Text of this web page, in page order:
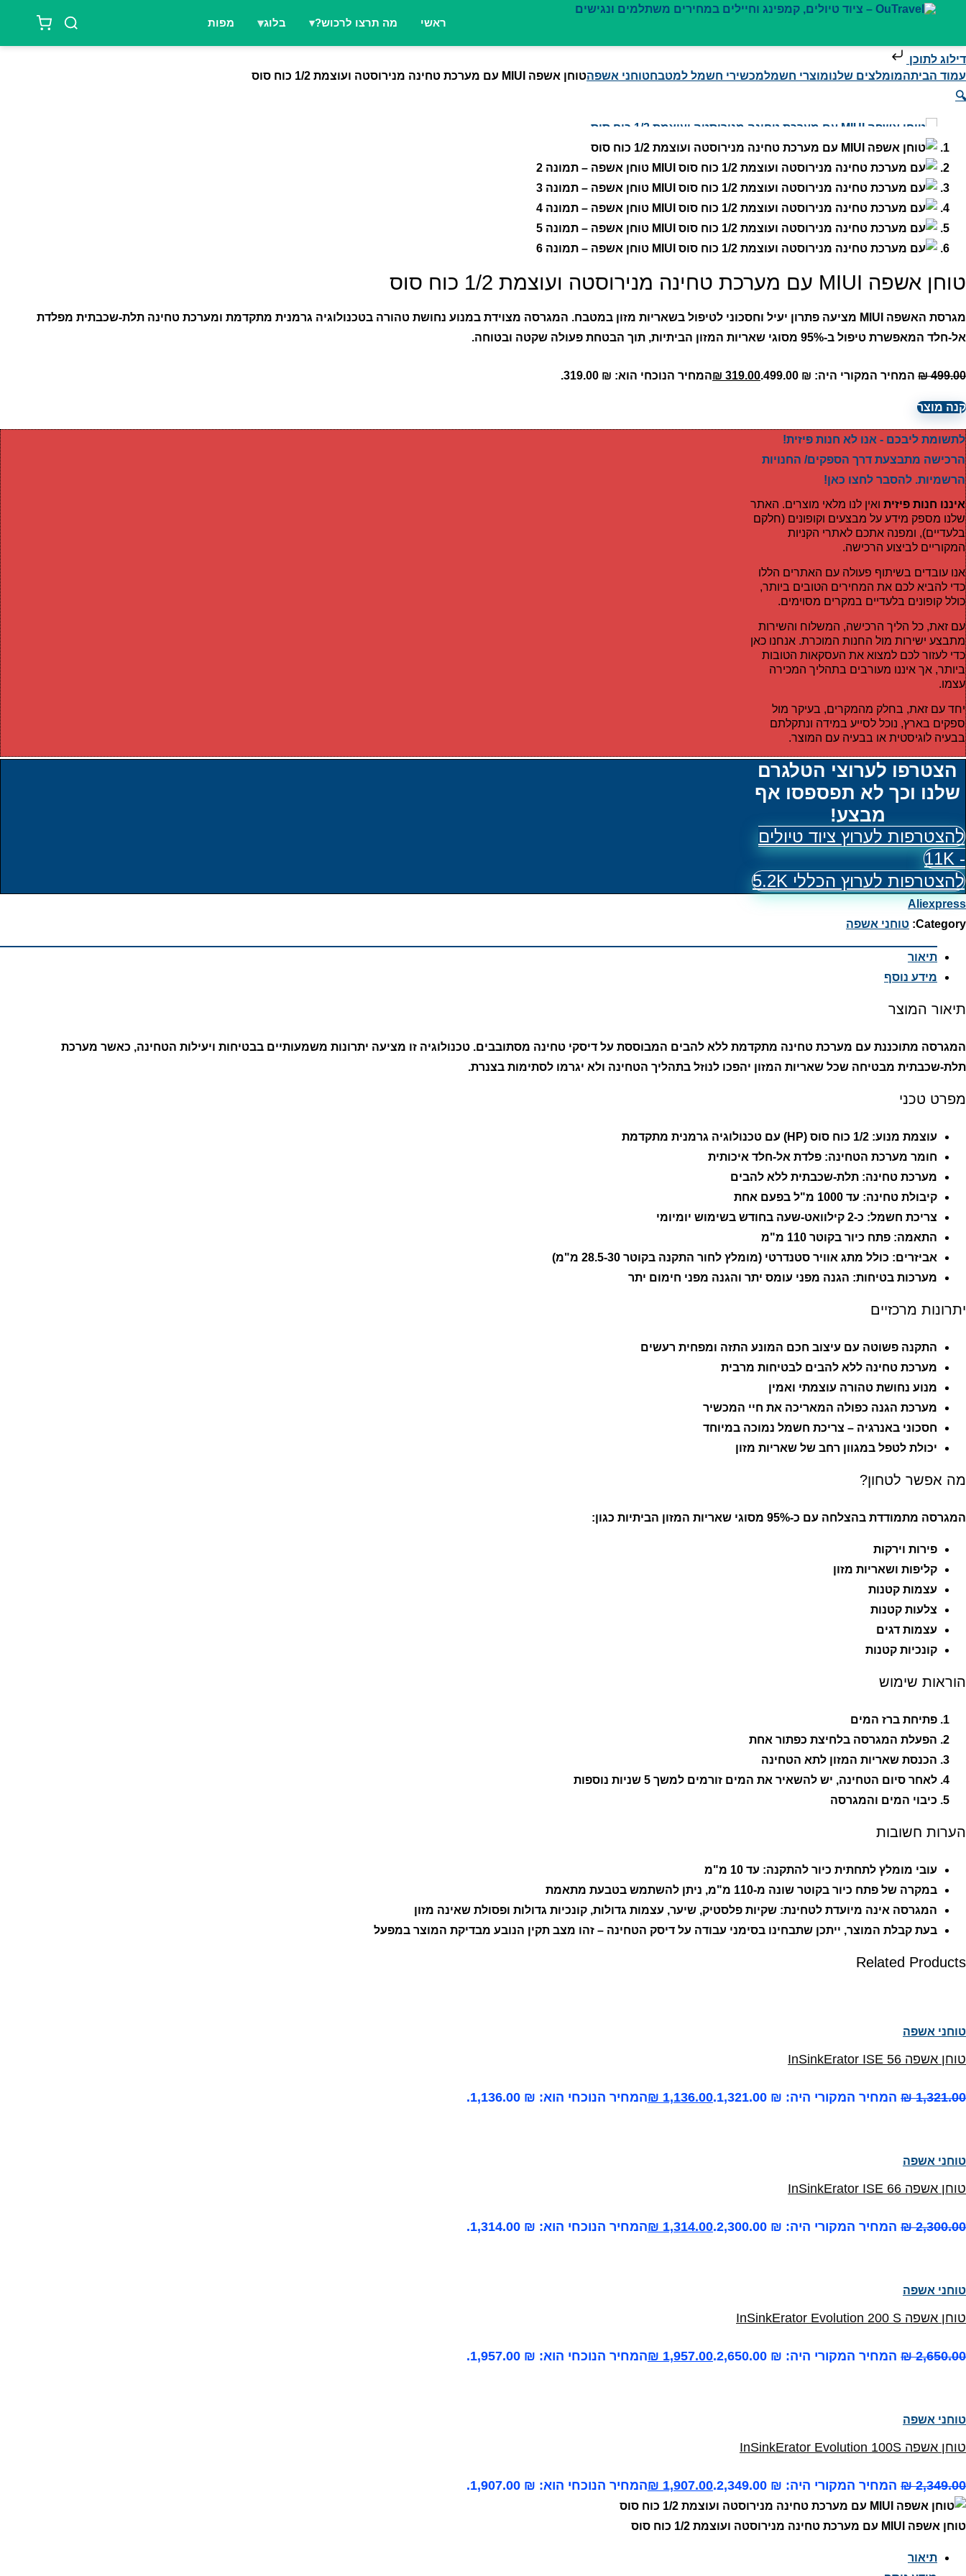
ראשי מה תרצו לרכוש? בלוג מפות
דילוג לתוכן
עמוד הביתהמומלצים שלנומוצרי חשמלמכשירי חשמל למטבחטוחני אשפהטוחן אשפה MIUI עם מערכת טחינה מנירוסטה ועוצמת 1/2 כוח סוס
🔍
טוחן אשפה MIUI עם מערכת טחינה מנירוסטה ועוצמת 1/2 כוח סוס
מגרסת האשפה MIUI מציעה פתרון יעיל וחסכוני לטיפול בשאריות מזון במטבח. המגרסה מצוידת במנוע נחושת טהורה בטכנולוגיה גרמנית מתקדמת ומערכת טחינה תלת-שכבתית מפלדת
אל-חלד המאפשרת טיפול ב-95% מסוגי שאריות המזון הביתיות, תוך הבטחת פעולה שקטה ובטוחה.
₪499.00 המחיר המקורי היה: ₪ 499.00. ₪ 319.00 המחיר הנוכחי הוא: ₪ 319.00.
קנה מוצר
לתשומת ליבכם - אנו לא חנות פיזית!
הרכישה מתבצעת דרך הספקים/ החנויות
הרשמיות. להסבר לחצו כאן!
איננו חנות פיזית ואין לנו מלאי מוצרים. האתר
שלנו מספק מידע על מבצעים וקופונים (חלקם
בלעדיים), ומפנה אתכם לאתרי הקניות
המקוריים לביצוע הרכישה.
אנו עובדים בשיתוף פעולה עם האתרים הללו
כדי להביא לכם את המחירים הטובים ביותר,
כולל קופונים בלעדיים במקרים מסוימים.
עם זאת, כל הליך הרכישה, המשלוח והשירות
מתבצע ישירות מול החנות המוכרת. אנחנו כאן
כדי לעזור לכם למצוא את העסקאות הטובות
ביותר, אך איננו מעורבים בתהליך המכירה
עצמו.
יחד עם זאת, בחלק מהמקרים, בעיקר מול
ספקים בארץ, נוכל לסייע במידה ונתקלתם
בבעיה לוגיסטית או בבעיה עם המוצר.
הצטרפו לערוצי הטלגרם
שלנו וכך לא תפספסו אף
מבצע!
להצטרפות לערוץ ציוד טיולים
- 11K
להצטרפות לערוץ הכללי 5.2K
Aliexpress
Category: טוחני אשפה
תיאור
מידע נוסף
תיאור המוצר
המגרסה מתוכננת עם מערכת טחינה מתקדמת ללא להבים המבוססת על דיסקי טחינה מסתובבים. טכנולוגיה זו מציעה יתרונות משמעותיים בבטיחות ויעילות הטחינה, כאשר מערכת
תלת-שכבתית מבטיחה שכל שאריות המזון יהפכו לנוזל בתהליך הטחינה ולא יגרמו לסתימות בצנרת.
מפרט טכני
עוצמת מנוע: 1/2 כוח סוס (HP) עם טכנולוגיה גרמנית מתקדמת
חומר מערכת הטחינה: פלדת אל-חלד איכותית
מערכת טחינה: תלת-שכבתית ללא להבים
קיבולת טחינה: עד 1000 מ"ל בפעם אחת
צריכת חשמל: כ-2 קילוואט-שעה בחודש בשימוש יומיומי
התאמה: פתח כיור בקוטר 110 מ"מ
אביזרים: כולל מתג אוויר סטנדרטי (מומלץ לחור התקנה בקוטר 28.5-30 מ"מ)
מערכות בטיחות: הגנה מפני עומס יתר והגנה מפני חימום יתר
יתרונות מרכזיים
התקנה פשוטה עם עיצוב חכם המונע התזה ומפחית רעשים
מערכת טחינה ללא להבים לבטיחות מרבית
מנוע נחושת טהורה עוצמתי ואמין
מערכת הגנה כפולה המאריכה את חיי המכשיר
חסכוני באנרגיה – צריכת חשמל נמוכה במיוחד
יכולת לטפל במגוון רחב של שאריות מזון
מה אפשר לטחון?
המגרסה מתמודדת בהצלחה עם כ-95% מסוגי שאריות המזון הביתיות כגון:
פירות וירקות
קליפות ושאריות מזון
עצמות קטנות
צלעות קטנות
עצמות דגים
קונכיות קטנות
הוראות שימוש
פתיחת ברז המים
הפעלת המגרסה בלחיצת כפתור אחת
הכנסת שאריות המזון לתא הטחינה
לאחר סיום הטחינה, יש להשאיר את המים זורמים למשך 5 שניות נוספות
כיבוי המים והמגרסה
הערות חשובות
עובי מומלץ לתחתית כיור להתקנה: עד 10 מ"מ
במקרה של פתח כיור בקוטר שונה מ-110 מ"מ, ניתן להשתמש בטבעת מתאמת
המגרסה אינה מיועדת לטחינת: שקיות פלסטיק, שיער, עצמות גדולות, קונכיות גדולות ופסולת שאינה מזון
בעת קבלת המוצר, ייתכן שתבחינו בסימני עבודה על דיסק הטחינה – זהו מצב תקין הנובע מבדיקת המוצר במפעל
Related Products
טוחני אשפה
טוחן אשפה InSinkErator ISE 56
₪1,321.00 המחיר המקורי היה: ₪ 1,321.00. ₪ 1,136.00 המחיר הנוכחי הוא: ₪ 1,136.00.
טוחני אשפה
טוחן אשפה InSinkErator ISE 66
₪2,300.00 המחיר המקורי היה: ₪ 2,300.00. ₪ 1,314.00 המחיר הנוכחי הוא: ₪ 1,314.00.
טוחני אשפה
טוחן אשפה InSinkErator Evolution 200 S
₪2,650.00 המחיר המקורי היה: ₪ 2,650.00. ₪ 1,957.00 המחיר הנוכחי הוא: ₪ 1,957.00.
טוחני אשפה
טוחן אשפה InSinkErator Evolution 100S
₪2,349.00 המחיר המקורי היה: ₪ 2,349.00. ₪ 1,907.00 המחיר הנוכחי הוא: ₪ 1,907.00.
טוחן אשפה MIUI עם מערכת טחינה מנירוסטה ועוצמת 1/2 כוח סוס
תיאור